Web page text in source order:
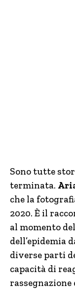
Sono tutte
terminata.
che la
2020. È il
al momento
dell’epidemia
diverse parti
capacità di
rassegnazione